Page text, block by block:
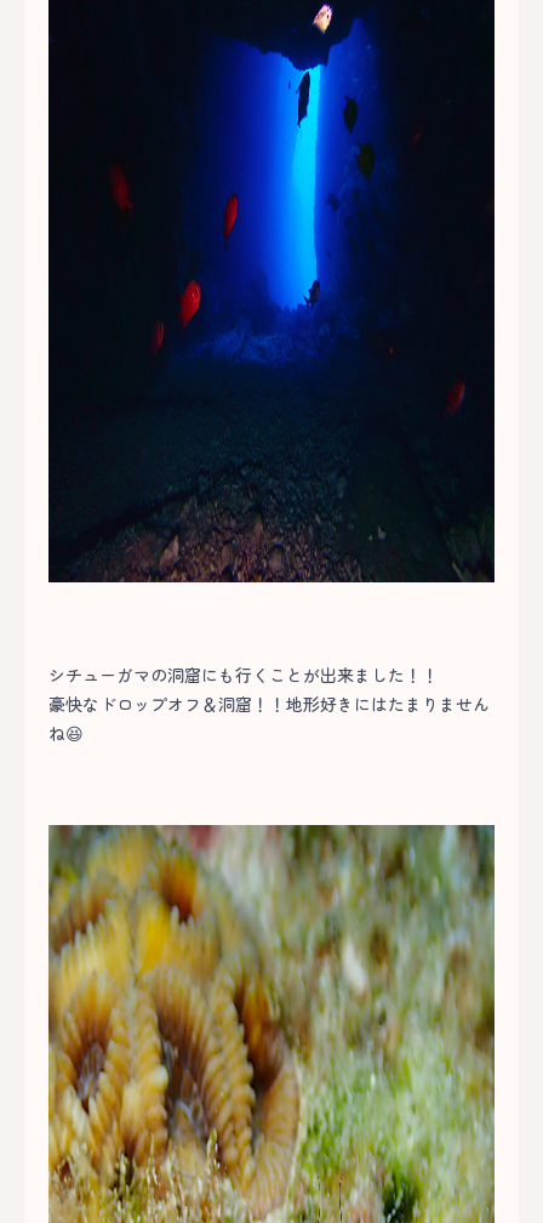
シチューガマの洞窟にも行くことが出来ました！！
豪快なドロップオフ＆洞窟！！地形好きにはたまりません
ね😆